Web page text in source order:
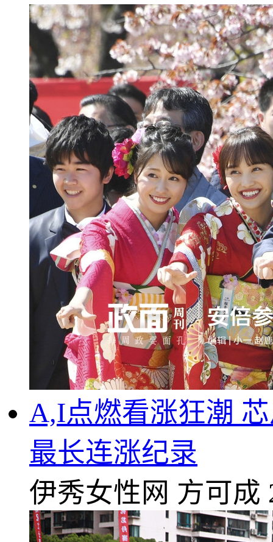
A,I点燃看涨狂潮
最长连涨纪录
伊秀女性网 方可成